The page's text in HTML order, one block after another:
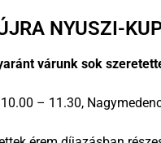
NYUSZI-
várunk sok
– 11.30,